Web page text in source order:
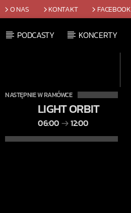
O NAS KONTAKT FACEBOOK
PODCASTY KONCERTY
NASTĘPNIE W RAMÓWCE
LIGHT ORBIT
06:00 12:00